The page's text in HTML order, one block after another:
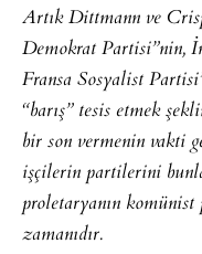
Artık Dittmann ve
Demokrat Partisi”nin,
Fransa Sosyalist
“barış” tesis etmek
bir son vermenin vakti
işçilerin partilerini
proletaryanın
zamanıdır.